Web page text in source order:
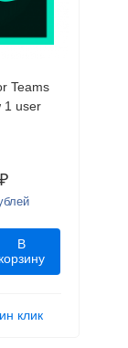
Teams
1 user
В
корзину
клик